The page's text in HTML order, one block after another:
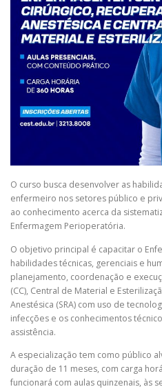
O curso busca desenvolver as
enfermeiro nos setores público e
ao conhecimento acerca da
Enfermagem Perioperatória.
O objetivo principal é capacitar o
habilidades técnicas, gerenciais e
planejamento, coordenação e
(CC), Central de Material e
Anestésica (SRA) com uso de
infecções e os conhecimentos
assistência.
A especialização tem como público
duração de 11 meses, com carga
funcionará com aulas quinzenais, às